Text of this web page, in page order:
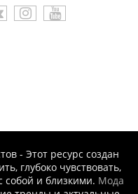
Самая большая нищета —
— самолюбование.
- Этот ресурс создан
глубоко чувствовать,
и близкими. Мода